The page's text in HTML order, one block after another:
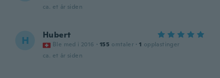
ca. et år siden
H Hubert
Ble med i 2016 · 155 omtaler · 1 opplastinger
ca. et år siden